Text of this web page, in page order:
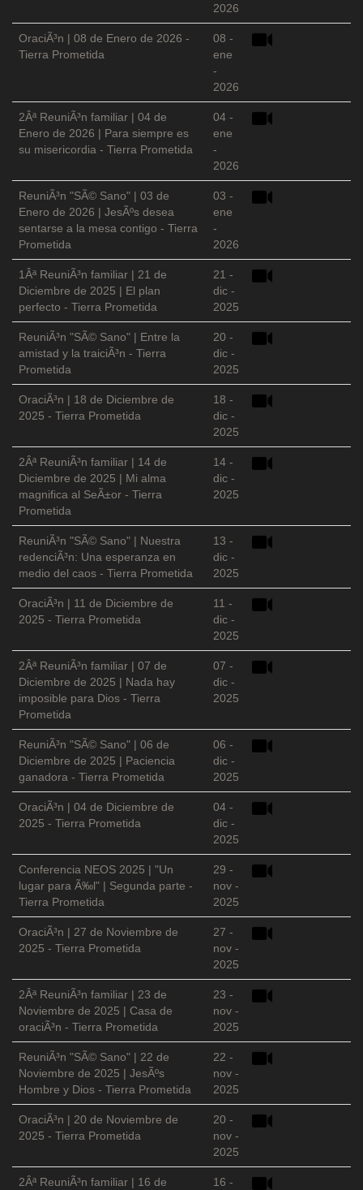
2026
OraciÃ³n | 08 de Enero de 2026 -
Tierra Prometida
08 -
ene
-
2026
2Âª ReuniÃ³n familiar | 04 de
Enero de 2026 | Para siempre es
su misericordia - Tierra Prometida
04 -
ene
-
2026
ReuniÃ³n "SÃ© Sano" | 03 de
Enero de 2026 | JesÃºs desea
sentarse a la mesa contigo - Tierra
Prometida
03 -
ene
-
2026
1Âª ReuniÃ³n familiar | 21 de
Diciembre de 2025 | El plan
perfecto - Tierra Prometida
21 -
dic -
2025
ReuniÃ³n "SÃ© Sano" | Entre la
amistad y la traiciÃ³n - Tierra
Prometida
20 -
dic -
2025
OraciÃ³n | 18 de Diciembre de
2025 - Tierra Prometida
18 -
dic -
2025
2Âª ReuniÃ³n familiar | 14 de
Diciembre de 2025 | Mi alma
magnifica al SeÃ±or - Tierra
Prometida
14 -
dic -
2025
ReuniÃ³n "SÃ© Sano" | Nuestra
redenciÃ³n: Una esperanza en
medio del caos - Tierra Prometida
13 -
dic -
2025
OraciÃ³n | 11 de Diciembre de
2025 - Tierra Prometida
11 -
dic -
2025
2Âª ReuniÃ³n familiar | 07 de
Diciembre de 2025 | Nada hay
imposible para Dios - Tierra
Prometida
07 -
dic -
2025
ReuniÃ³n "SÃ© Sano" | 06 de
Diciembre de 2025 | Paciencia
ganadora - Tierra Prometida
06 -
dic -
2025
OraciÃ³n | 04 de Diciembre de
2025 - Tierra Prometida
04 -
dic -
2025
Conferencia NEOS 2025 | "Un
lugar para Ã‰l" | Segunda parte -
Tierra Prometida
29 -
nov -
2025
OraciÃ³n | 27 de Noviembre de
2025 - Tierra Prometida
27 -
nov -
2025
2Âª ReuniÃ³n familiar | 23 de
Noviembre de 2025 | Casa de
oraciÃ³n - Tierra Prometida
23 -
nov -
2025
ReuniÃ³n "SÃ© Sano" | 22 de
Noviembre de 2025 | JesÃºs
Hombre y Dios - Tierra Prometida
22 -
nov -
2025
OraciÃ³n | 20 de Noviembre de
2025 - Tierra Prometida
20 -
nov -
2025
2Âª ReuniÃ³n familiar | 16 de
16 -